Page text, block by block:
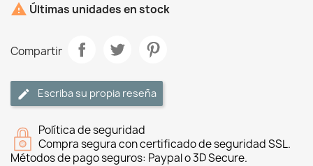
 Últimas unidades en stock
Compartir
Escriba su propia reseña
Política de seguridad
Compra segura con certificado de seguridad SSL.
Métodos de pago seguros: Paypal o 3D Secure.